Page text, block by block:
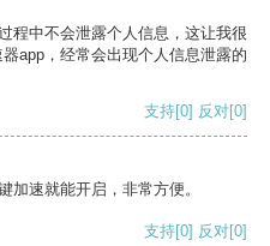
程中不会泄露个人信息，这让我很
app，经常会出现个人信息泄露的
支持[0] 反对[0]
加速就能开启，非常方便。
支持[0] 反对[0]